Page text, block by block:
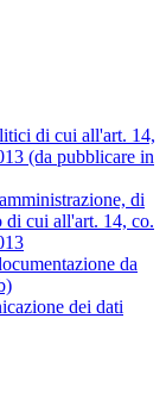
di cui all'art. 14,
(da pubblicare in
di
di cui all'art. 14, co.
da
dei dati